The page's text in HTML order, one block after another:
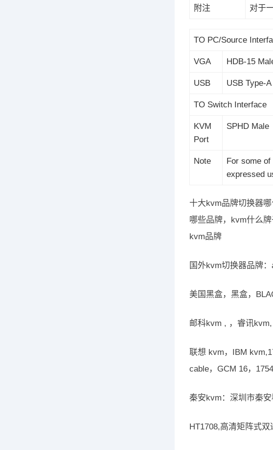
附注 对于
TO PC/Source
VGA HDB-15
USB USB Type-
TO Switch Interface
KVM
Port
SPHD Male
Note
For some
expressed
十大kvm品牌切换器
哪些品牌，kvm什么
kvm品牌
国外kvm切换器品牌
美国黑盒，黑盒，
邮科kvm , ，睿讯
联想 kvm，IBM
cable，GCM 16，
秦安kvm：深圳市秦
HT1708,高清矩阵式